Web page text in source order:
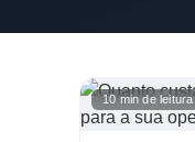
10 min de leitura